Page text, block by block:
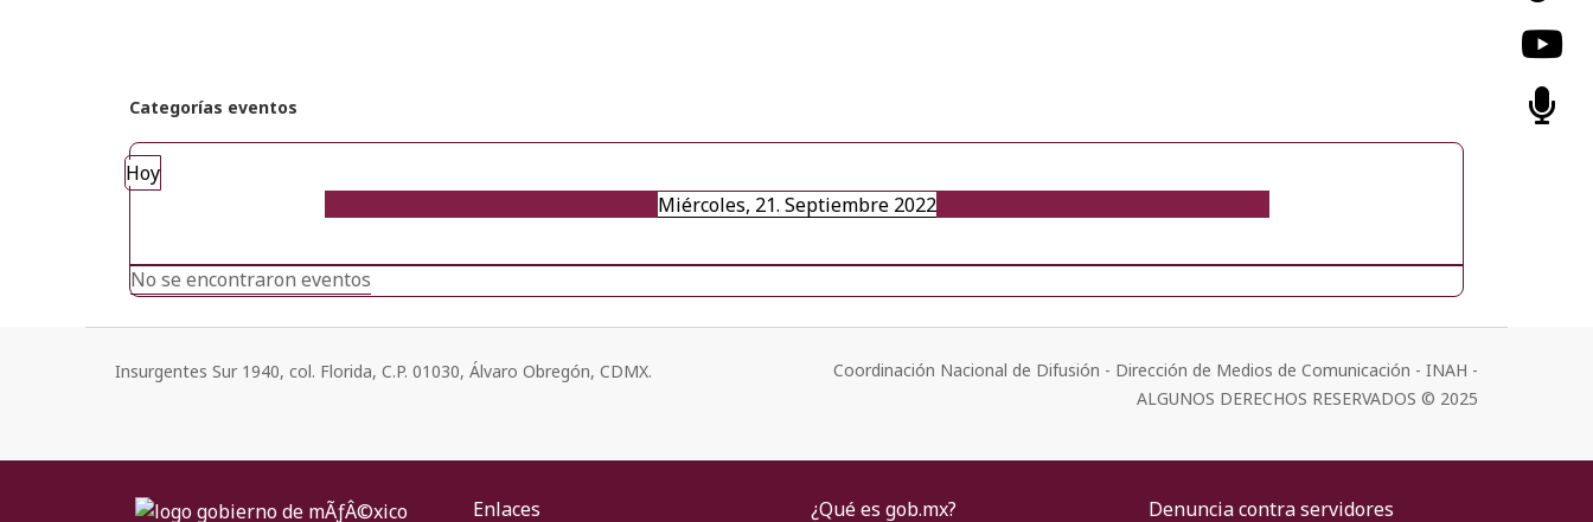
Categorías eventos
Hoy
Miércoles, 21. Septiembre 2022
No se encontraron eventos
Insurgentes Sur 1940, col. Florida, C.P. 01030, Álvaro Obregón, CDMX.
Coordinación Nacional de Difusión - Dirección de Medios de Comunicación - INAH -
ALGUNOS DERECHOS RESERVADOS © 2025
Enlaces ¿Qué es gob.mx?
Denuncia contra servidores